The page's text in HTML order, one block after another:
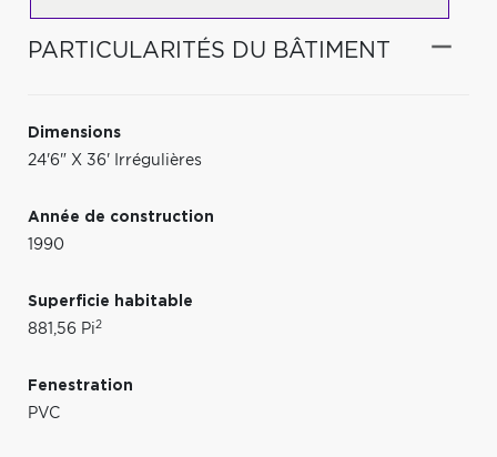
PARTICULARITÉS DU BÂTIMENT
Dimensions
24'6" X 36' Irrégulières
Année de construction
1990
Superficie habitable
881,56 Pi2
Fenestration
PVC